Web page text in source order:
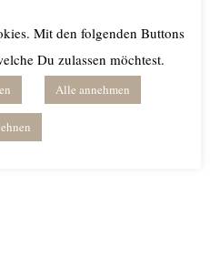
Mit den folgenden Buttons
Du zulassen möchtest.
Alle annehmen